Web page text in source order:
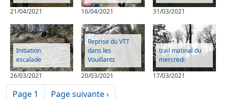
21/04/2021
16/04/2021
31/03/2021
Initiation
escalade
26/03/2021
Reprise du VTT
dans les
Vouillants
20/03/2021
trail matinal du
mercredi
17/03/2021
Pagination
Page 1 Page suivante
Page suivante ›